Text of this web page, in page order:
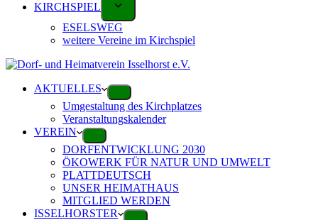
KIRCHSPIEL
ESELSWEG
weitere Vereine im Kirchspiel
AKTUELLES
Umgestaltung des Kirchplatzes
Veranstaltungskalender
VEREIN
DORFENTWICKLUNG 2030
ÖKOWERK FÜR NATUR UND UMWELT
PLATTDEUTSCH
UNSER HEIMATHAUS
MITGLIED WERDEN
ISSELHORSTER